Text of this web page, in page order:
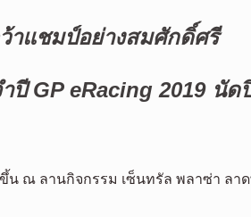
าแชมป์อย่างสมศักดิ์ศรี
ปีGP eRacing 2019นัด
น ณ ลานกิจกรรม เซ็นทรัล พลาซ่า ลา